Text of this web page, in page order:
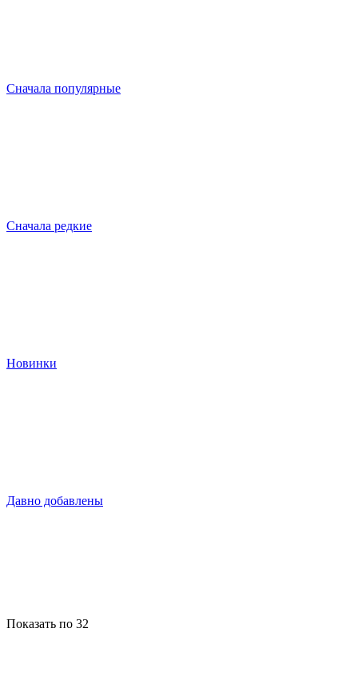
Сначала популярные
Сначала редкие
Новинки
Давно добавлены
Показать по 32